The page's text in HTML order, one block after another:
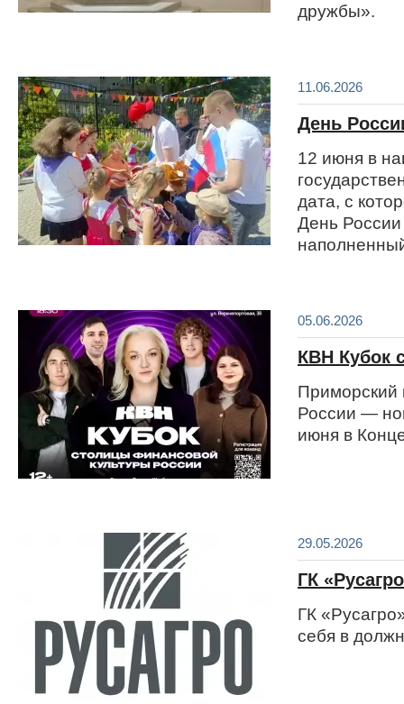
дружбы».
11.06.2026
День
12 июня в
дата, с
День
05.06.2026
КВН Кубок
Приморский
России —
июня в
29.05.2026
ГК
ГК
себя в